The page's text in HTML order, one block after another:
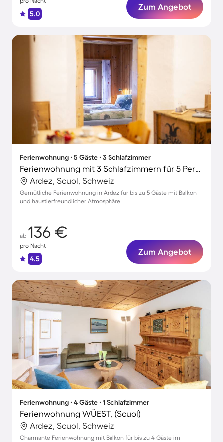
5.0
Zum Angebot
Ferienwohnung ∙ 5 Gäste ∙ 3 Schlafzimmer
Ferienwohnung mit 3 Schlafzimmern für 5 Personen
Ardez, Scuol, Schweiz
Gemütliche Ferienwohnung in Ardez für bis zu 5 Gäste mit Balkon
und haustierfreundlicher Atmosphäre
ab 136 €
pro Nacht
4.5
Zum Angebot
Ferienwohnung ∙ 4 Gäste ∙ 1 Schlafzimmer
Ferienwohnung WÜEST, (Scuol)
Ardez, Scuol, Schweiz
Charmante Ferienwohnung mit Balkon für bis zu 4 Gäste im